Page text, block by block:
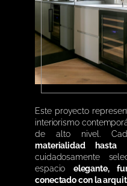
Este proyecto
interiorismo
de alto nivel.
materialidad hasta
cuidadosamente
espacio elegante,
conectado con la